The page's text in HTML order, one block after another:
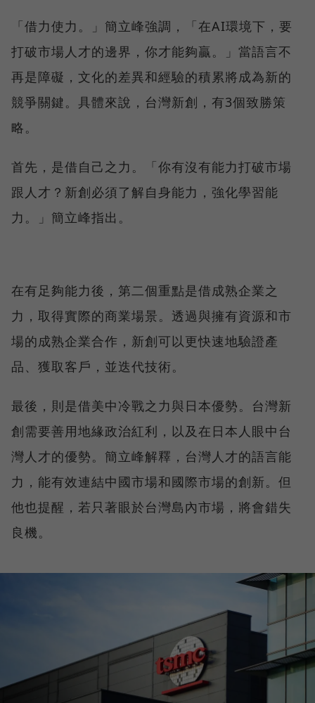
「借力使力。」簡立峰強調，「在AI環境下，要
打破市場人才的邊界，你才能夠贏。」當語言不
再是障礙，文化的差異和經驗的積累將成為新的
競爭關鍵。具體來說，台灣新創，有3個致勝策
略。
首先，是借自己之力。「你有沒有能力打破市場
跟人才？新創必須了解自身能力，強化學習能
力。」簡立峰指出。
在有足夠能力後，第二個重點是借成熟企業之
力，取得實際的商業場景。透過與擁有資源和市
場的成熟企業合作，新創可以更快速地驗證產
品、獲取客戶，並迭代技術。
最後，則是借美中冷戰之力與日本優勢。台灣新
創需要善用地緣政治紅利，以及在日本人眼中台
灣人才的優勢。簡立峰解釋，台灣人才的語言能
力，能有效連結中國市場和國際市場的創新。但
他也提醒，若只著眼於台灣島內市場，將會錯失
良機。